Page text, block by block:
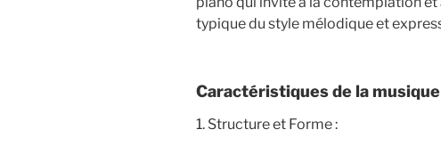
typique du style mélodique et
Caractéristiques de la musique
1. Structure et Forme :